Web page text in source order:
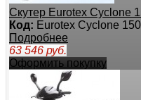
Скутер Eurotex Cyclone
Код: Eurotex Cyclone 150
Подробнее
63 546 руб.
Оформить покупку